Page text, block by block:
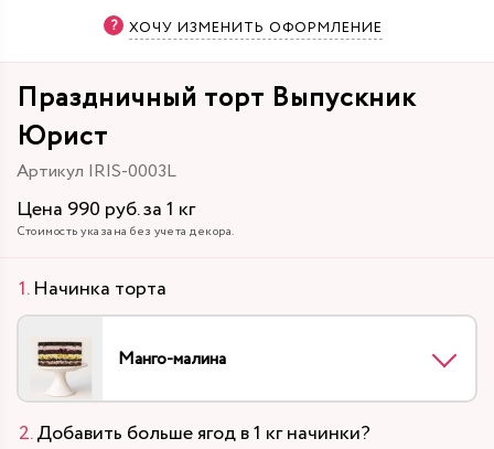
ХОЧУ ИЗМЕНИТЬ ОФОРМЛЕНИЕ
Праздничный торт Выпускник
Юрист
Артикул IRIS-0003L
Цена 990 руб. за 1 кг
Стоимость указана без учета декора.
Начинка торта
Манго-малина
Добавить больше ягод в 1 кг начинки?